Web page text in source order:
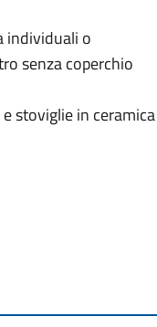
individuali o
senza coperchio
stoviglie in